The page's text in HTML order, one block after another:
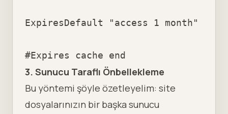
ExpiresDefault "access 1 month"
#Expires cache end
3. Sunucu Taraflı Önbellekleme
Bu yöntemi şöyle özetleyelim: site
dosyalarınızın bir başka sunucu